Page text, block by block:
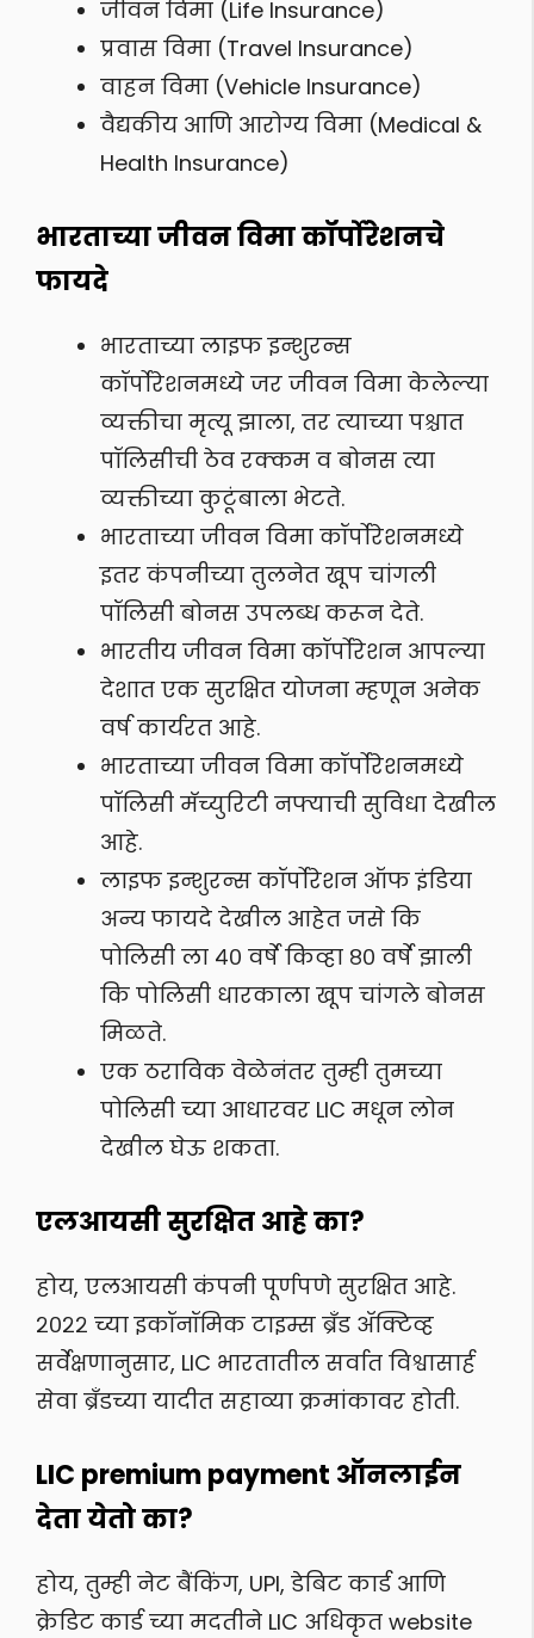
जीवन विमा (Life Insurance)
प्रवास विमा (Travel Insurance)
वाहन विमा (Vehicle Insurance)
वैद्यकीय आणि आरोग्य विमा (Medical &
Health Insurance)
भारताच्या जीवन विमा कॉर्पोरेशनचे
फायदे
भारताच्या लाइफ इन्शुरन्स
कॉर्पोरेशनमध्ये जर जीवन विमा केलेल्या
व्यक्तीचा मृत्यू झाला, तर त्याच्या पश्चात
पॉलिसीची ठेव रक्कम व बोनस त्या
व्यक्तीच्या कुटूंबाला भेटते.
भारताच्या जीवन विमा कॉर्पोरेशनमध्ये
इतर कंपनीच्या तुलनेत खूप चांगली
पॉलिसी बोनस उपलब्ध करून देते.
भारतीय जीवन विमा कॉर्पोरेशन आपल्या
देशात एक सुरक्षित योजना म्हणून अनेक
वर्ष कार्यरत आहे.
भारताच्या जीवन विमा कॉर्पोरेशनमध्ये
पॉलिसी मॅच्युरिटी नफ्याची सुविधा देखील
आहे.
लाइफ इन्शुरन्स कॉर्पोरेशन ऑफ इंडिया
अन्य फायदे देखील आहेत जसे कि
पोलिसी ला ४० वर्षे किव्हा ८० वर्षे झाली
कि पोलिसी धारकाला खूप चांगले बोनस
मिळते.
एक ठराविक वेळेनंतर तुम्ही तुमच्या
पोलिसी च्या आधारवर LIC मधून लोन
देखील घेऊ शकता.
एलआयसी सुरक्षित आहे का?
होय, एलआयसी कंपनी पूर्णपणे सुरक्षित आहे.
२०२२ च्या इकॉनॉमिक टाइम्स ब्रँड ॲक्टिव्ह
सर्वेक्षणानुसार, LIC भारतातील सर्वात विश्वासार्ह
सेवा ब्रँडच्या यादीत सहाव्या क्रमांकावर होती.
LIC premium payment ऑनलाईन
देता येतो का?
होय, तुम्ही नेट बैंकिंग, UPI, डेबिट कार्ड आणि
क्रेडिट कार्ड च्या मदतीने LIC अधिकृत website